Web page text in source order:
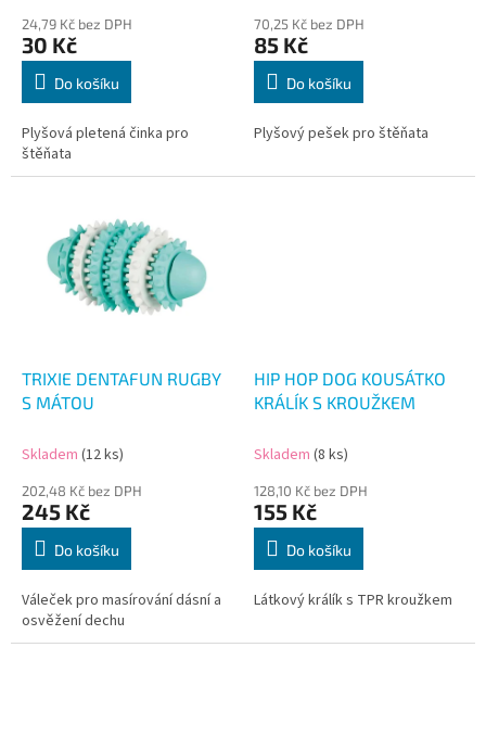
24,79 Kč bez DPH
30 Kč
Do košíku
Plyšová pletená činka pro
štěňata
70,25 Kč bez DPH
85 Kč
Do košíku
Plyšový pešek pro štěňata
TRIXIE DENTAFUN RUGBY
S MÁTOU
Skladem (12 ks)
202,48 Kč bez DPH
245 Kč
Do košíku
Váleček pro masírování dásní a
osvěžení dechu
HIP HOP DOG KOUSÁTKO
KRÁLÍK S KROUŽKEM
Skladem (8 ks)
128,10 Kč bez DPH
155 Kč
Do košíku
Látkový králík s TPR kroužkem